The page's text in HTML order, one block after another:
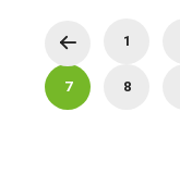
1
7 8